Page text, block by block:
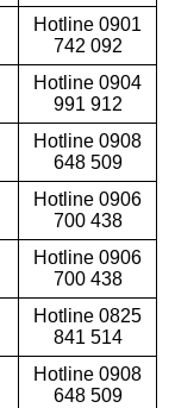
Hotline 0901
742 092
Hotline 0904
991 912
Hotline 0908
648 509
Hotline 0906
700 438
Hotline 0906
700 438
Hotline 0825
841 514
Hotline 0908
648 509